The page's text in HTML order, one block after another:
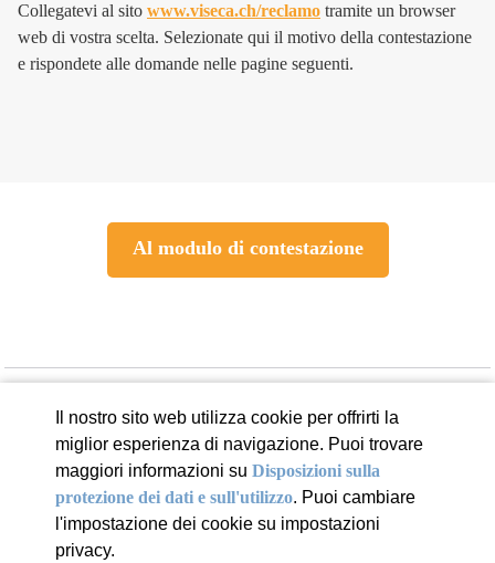
Il nostro sito web utilizza cookie per offrirti la
miglior esperienza di navigazione. Puoi trovare
maggiori informazioni su Disposizioni sulla
protezione dei dati e sull'utilizzo. Puoi cambiare
l'impostazione dei cookie su impostazioni
privacy.
Collegatevi al sito www.viseca.ch/reclamo tramite un browser
web di vostra scelta. Selezionate qui il motivo della contestazione
e rispondete alle domande nelle pagine seguenti.
Al modulo di contestazione
min. di lettura